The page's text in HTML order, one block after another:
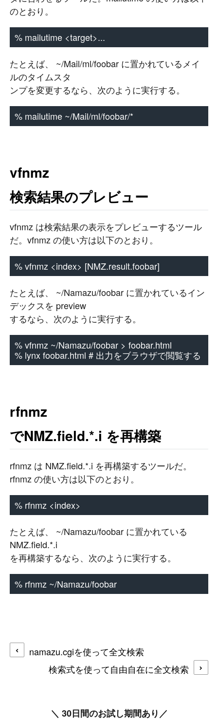
のとおり。
% mailutime <target>...
たとえば、 ~/Mail/ml/foobar に置かれているメイ
ルのタイムスタ
ンプを変更するなら、次のように実行する。
% mailutime ~/Mail/ml/foobar/*
vfnmz
検索結果のプレビュー
vfnmz は検索結果の表示をプレビューするツール
だ。vfnmz の使い方は以下のとおり。
% vfnmz <index> [NMZ.result.foobar]
たとえば、 ~/Namazu/foobar に置かれているイン
デックスを preview
するなら、次のように実行する。
% vfnmz ~/Namazu/foobar > foobar.html
% lynx foobar.html # 出力をブラウザで閲覧する
rfnmz
でNMZ.field.*.i を再構築
rfnmz は NMZ.field.*.i を再構築するツールだ。
rfnmz の使い方は以下のとおり。
% rfnmz <index>
たとえば、 ~/Namazu/foobar に置かれている
NMZ.field.*.i
を再構築するなら、次のように実行する。
% rfnmz ~/Namazu/foobar
namazu.cgiを使って全文検索
検索式を使って自由自在に全文検索
＼ 30日間のお試し期間あり／